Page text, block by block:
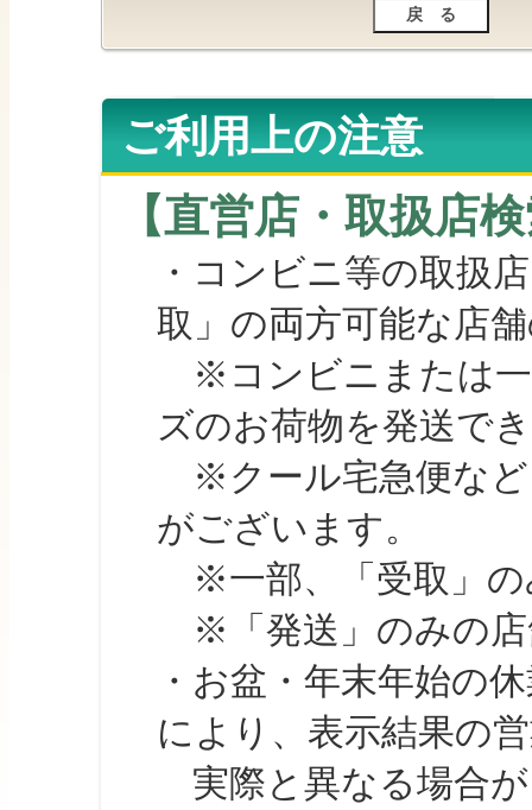
ご利用上の注意
【直営店・取扱店
・コンビニ等の取扱
取」の両方可能な店
※コンビニまたは一
ズのお荷物を発送で
※クール宅急便など
がございます。
※一部、「受取」の
※「発送」のみの店
・お盆・年末年始の
により、表示結果の
実際と異なる場合が